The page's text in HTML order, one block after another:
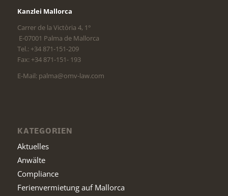
Kanzlei Mallorca
Carrer de la Victòria 4, 1°
E-07001 Palma de Mallorca
Tel.: +34 871-151-209
Fax: +34 871-151- 193
E-Mail: palma@omv-law.com
KATEGORIEN
Aktuelles
Anwälte
Compliance
Ferienvermietung auf Mallorca